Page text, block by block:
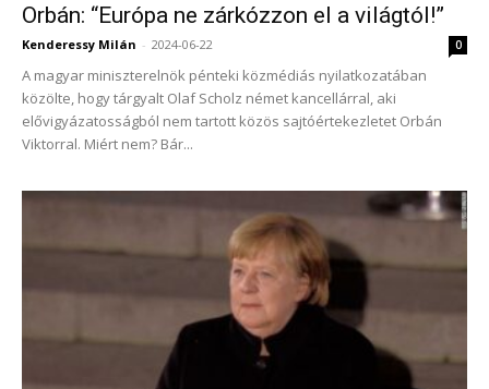
Orbán: “Európa ne zárkózzon el a világtól!”
Kenderessy Milán - 2024-06-22 0
A magyar miniszterelnök pénteki közmédiás nyilatkozatában
közölte, hogy tárgyalt Olaf Scholz német kancellárral, aki
elővigyázatosságból nem tartott közös sajtóértekezletet Orbán
Viktorral. Miért nem? Bár...